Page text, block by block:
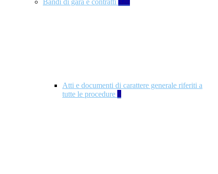
Bandi di gara e contratti 326
Atti e documenti di carattere generale riferiti a
tutte le procedure 5